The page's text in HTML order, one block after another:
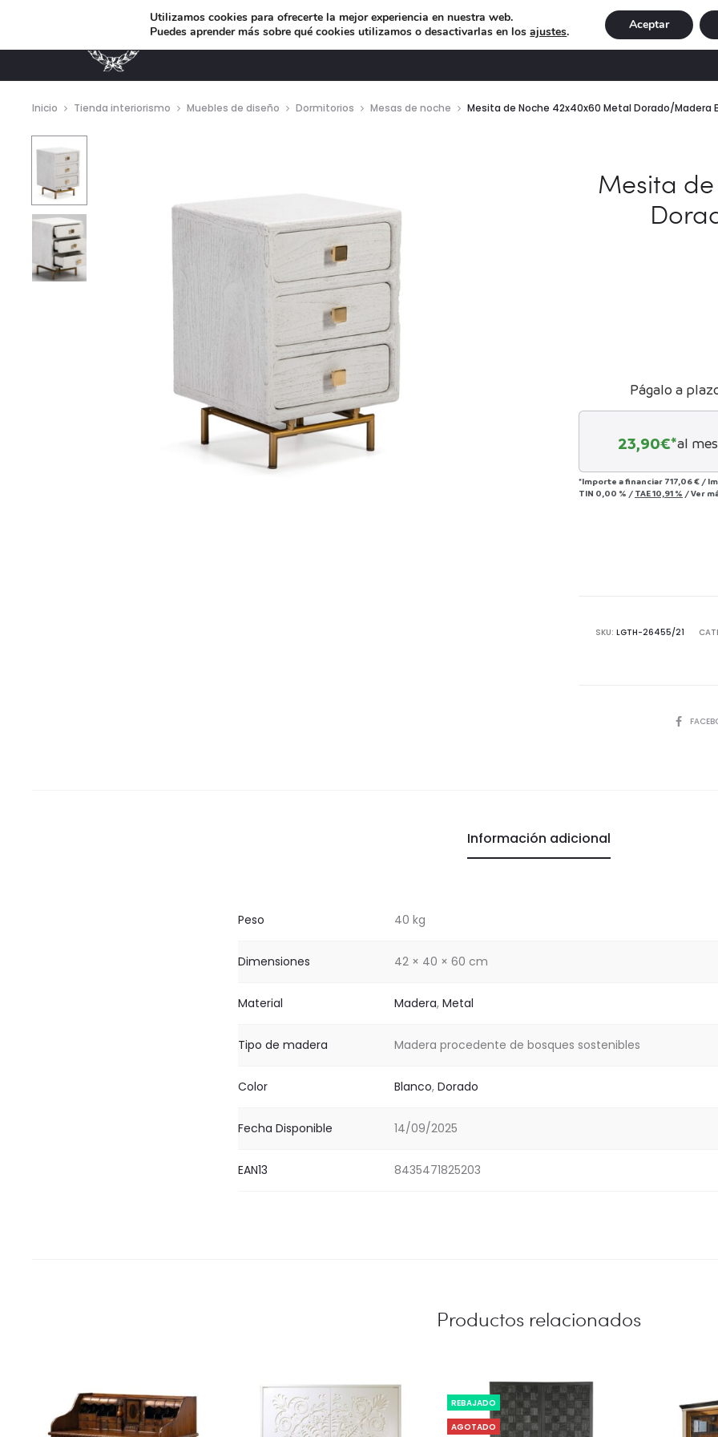
MUEBLES DE DISEÑO ILUMINACIÓN NAVIDAD
Inicio Tienda interiorismo Muebles de diseño Dormitorios Mesas de noche Mesita de Noche 42x40x60 Metal Dorado/Madera
Mesita
Págalo a
23,90€*al
*Importe a financiar 717,06 € /
TIN 0,00 % / TAE10,91 % /Ver
SKU: LGTH-26455/21
Información adicional
Peso 40 kg
Dimensiones 42 × 40 × 60 cm
Material Madera, Metal
Tipo de madera Madera procedente de bosques sostenibles
Color Blanco, Dorado
Fecha Disponible 14/09/2025
EAN13 8435471825203
Productos relacionados
REBAJADO
AGOTADO
Utilizamos cookies para ofrecerte la mejor experiencia en nuestra web.
Puedes aprender más sobre qué cookies utilizamos o desactivarlas en losajustes. Aceptar